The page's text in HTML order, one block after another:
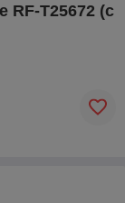
RF-T25672 (с